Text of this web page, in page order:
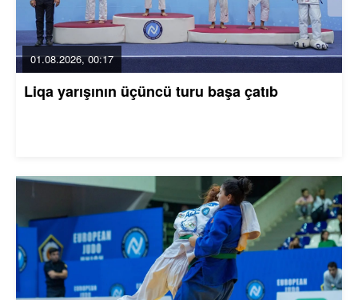
01.08.2026, 00:17
Liqa yarışının üçüncü turu başa çatıb